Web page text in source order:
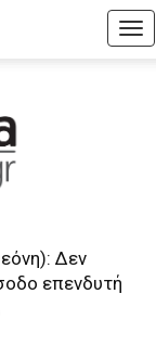
Δεν
επενδυτή